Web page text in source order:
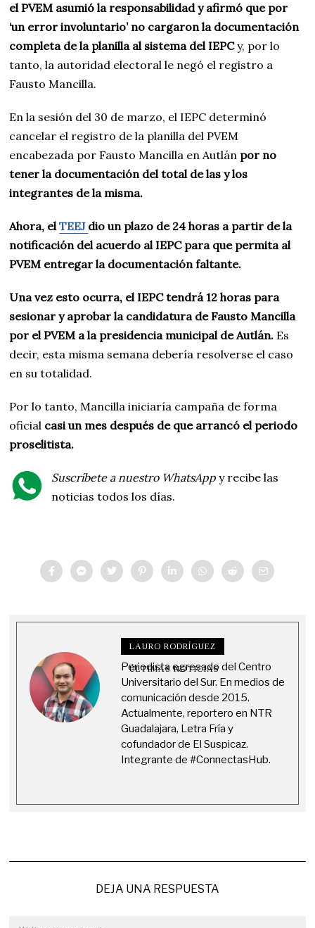
el PVEM asumió la responsabilidad y afirmó que por
‘un error involuntario’ no cargaron la documentación
completa de la planilla al sistema del IEPCy, por lo
tanto, la autoridad electoral le negó el registro a
Fausto Mancilla.
En la sesión del 30 de marzo, el IEPC determinó
cancelar el registro de la planilla del PVEM
encabezada por Fausto Mancilla en Autlán por no
tener la documentación del total de las y los
integrantes de la misma.
Ahora, elTEEJ dio un plazo de 24 horas a partir de la
notificación del acuerdo al IEPC para que permita al
PVEM entregar la documentación faltante.
Una vez esto ocurra, el IEPC tendrá 12 horas para
sesionar y aprobar la candidatura de Fausto Mancilla
por el PVEM a la presidencia municipal de Autlán. Es
decir, esta misma semana debería resolverse el caso
en su totalidad.
Por lo tanto, Mancilla iniciaría campaña de forma
oficial casi un mes después de que arrancó el periodo
proselitista.
Suscríbete a nuestro WhatsApp y recibe las
noticias todos los días.
LAURO RODRÍGUEZ
ÚLTIMAS NOTICIAS
Periodista egresado del Centro
Universitario del Sur. En medios de
comunicación desde 2015.
Actualmente, reportero en NTR
Guadalajara, Letra Fría y
cofundador de El Suspicaz.
Integrante de #ConnectasHub.
DEJA UNA RESPUESTA